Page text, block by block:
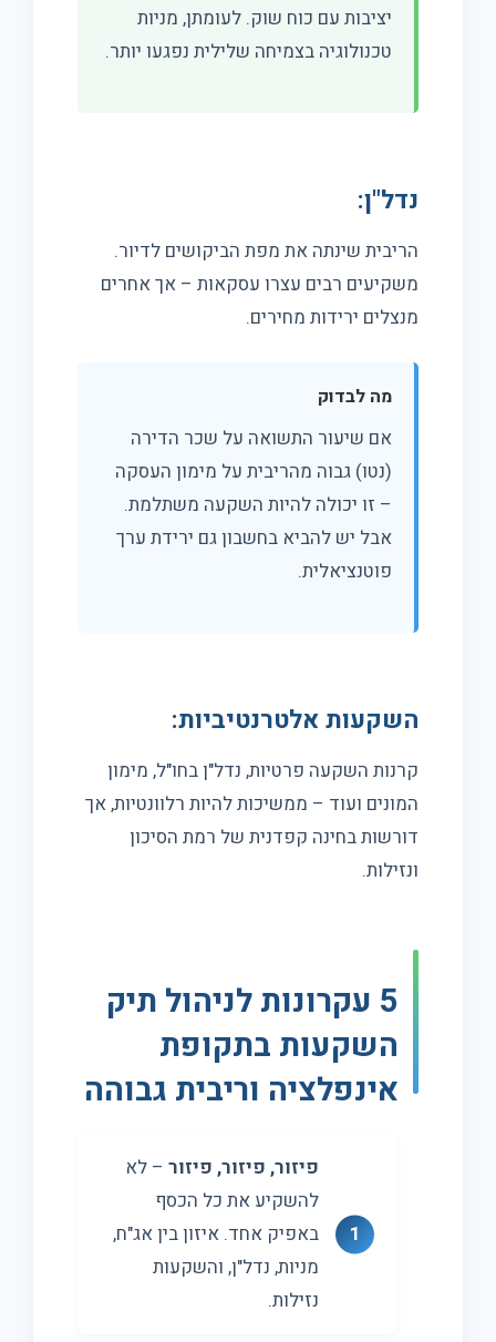
יציבות עם כוח שוק. לעומתן, מניות
טכנולוגיה בצמיחה שלילית נפגעו יותר.
נדל"ן:
הריבית שינתה את מפת הביקושים לדיור.
משקיעים רבים עצרו עסקאות – אך אחרים
מנצלים ירידות מחירים.
מה לבדוק
אם שיעור התשואה על שכר הדירה
(נטו) גבוה מהריבית על מימון העסקה
– זו יכולה להיות השקעה משתלמת.
אבל יש להביא בחשבון גם ירידת ערך
פוטנציאלית.
השקעות אלטרנטיביות:
קרנות השקעה פרטיות, נדל"ן בחו"ל, מימון
המונים ועוד – ממשיכות להיות רלוונטיות, אך
דורשות בחינה קפדנית של רמת הסיכון
ונזילות.
5 עקרונות לניהול תיק
השקעות בתקופת
אינפלציה וריבית גבוהה
פיזור, פיזור, פיזור – לא
להשקיע את כל הכסף
באפיק אחד. איזון בין אג"ח,
מניות, נדל"ן, והשקעות
נזילות.